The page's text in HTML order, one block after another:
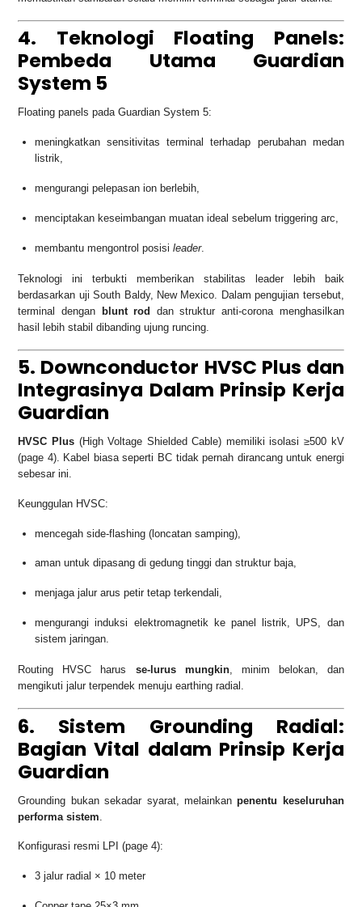
4. Teknologi Floating Panels:
Pembeda Utama Guardian
System 5
Floating panels pada Guardian System 5:
meningkatkan sensitivitas terminal terhadap perubahan medan
listrik,
mengurangi pelepasan ion berlebih,
menciptakan keseimbangan muatan ideal sebelum triggering arc,
membantu mengontrol posisileader.
Teknologi ini terbukti memberikan stabilitas leader lebih baik
berdasarkan uji South Baldy, New Mexico. Dalam pengujian tersebut,
terminal dengan blunt rod dan struktur anti-corona menghasilkan
hasil lebih stabil dibanding ujung runcing.
5. Downconductor HVSC Plus dan
Integrasinya Dalam Prinsip Kerja
Guardian
HVSC Plus(High Voltage Shielded Cable) memiliki isolasi ≥500 kV
(page 4). Kabel biasa seperti BC tidak pernah dirancang untuk energi
sebesar ini.
Keunggulan HVSC:
mencegah side-flashing (loncatan samping),
aman untuk dipasang di gedung tinggi dan struktur baja,
menjaga jalur arus petir tetap terkendali,
mengurangi induksi elektromagnetik ke panel listrik, UPS, dan
sistem jaringan.
Routing HVSC harus se-lurus mungkin, minim belokan, dan
mengikuti jalur terpendek menuju earthing radial.
6. Sistem Grounding Radial:
Bagian Vital dalam Prinsip Kerja
Guardian
Grounding bukan sekadar syarat, melainkanpenentu keseluruhan
performa sistem
Konfigurasi resmi LPI (page 4):
3 jalur radial × 10 meter